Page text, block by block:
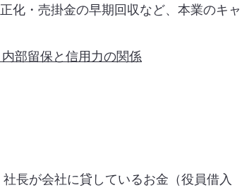
化・売掛金の早期回収など、本業のキャ
部留保と信用力の関係
長が会社に貸しているお金（役員借入